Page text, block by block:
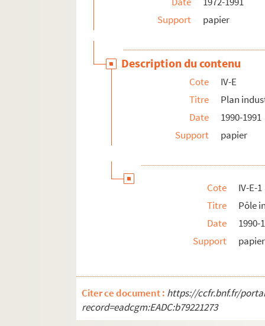
Support
papier
Description du contenu
Cote
IV-E
Titre
Plan
Date
1990-1991
Support
papier
Cote
IV-E-1
Titre
Pôle
Date
1990-
Support
papier
Citer ce document : https://ccfr.bnf.fr/
record=eadcgm:EADC:b79221273